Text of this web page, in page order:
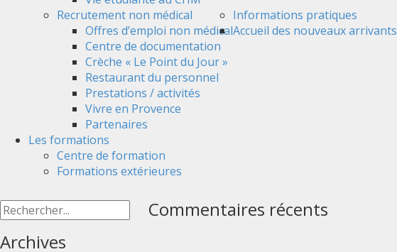
Recrutement non médical
Offres d’emploi non médical
Informations pratiques
Accueil des nouveaux arrivants
Centre de documentation
Crèche « Le Point du Jour »
Restaurant du personnel
Prestations / activités
Vivre en Provence
Partenaires
Les formations
Centre de formation
Formations extérieures
Commentaires récents
Archives